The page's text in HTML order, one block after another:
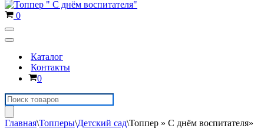
Корзина
0
Меню
навигации
Меню
навигацииКаталог
Контакты
Корзина
0
Поиск
товаров
Главная\Топперы\Детский сад\Топпер » С днём воспитателя»